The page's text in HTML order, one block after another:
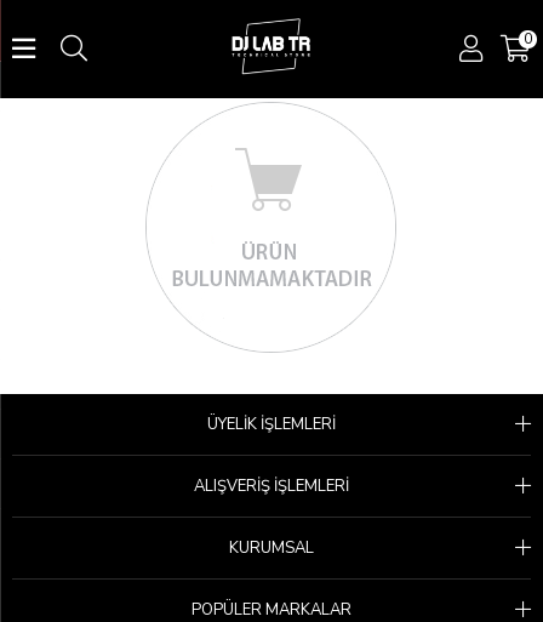
0
ÜYELİK İŞLEMLERİ
ALIŞVERİŞ İŞLEMLERİ
KURUMSAL
POPÜLER MARKALAR